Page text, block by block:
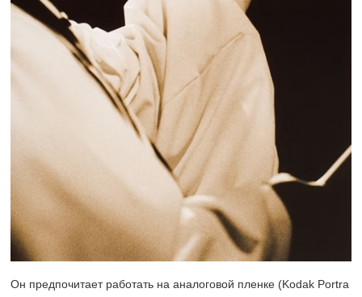
Он предпочитает работать на аналоговой пленке (Kodak Portra